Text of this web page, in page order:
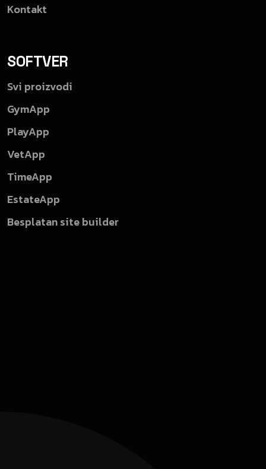
Kontakt
SOFTVER
Svi proizvodi
GymApp
PlayApp
VetApp
TimeApp
EstateApp
Besplatan site builder